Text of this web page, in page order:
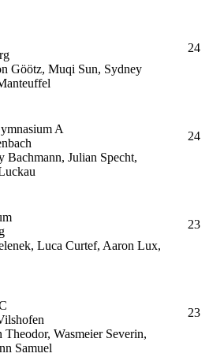
Göötz, Muqi Sun, Sydney
24
A
Julian Specht,
24
Luca Curtef, Aaron Lux,
23
Wasmeier Severin,
Samuel
23